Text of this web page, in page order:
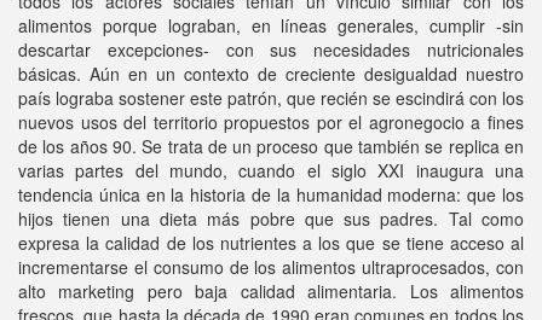
alimentos porque lograban, en líneas generales, cumplir -sin
descartar excepciones- con sus necesidades nutricionales
básicas. Aún en un contexto de creciente desigualdad nuestro
país lograba sostener este patrón, que recién se escindirá con los
nuevos usos del territorio propuestos por el agronegocio a fines
de los años 90. Se trata de un proceso que también se replica en
varias partes del mundo, cuando el siglo XXI inaugura una
tendencia única en la historia de la humanidad moderna: que los
hijos tienen una dieta más pobre que sus padres. Tal como
expresa la calidad de los nutrientes a los que se tiene acceso al
incrementarse el consumo de los alimentos ultraprocesados, con
alto marketing pero baja calidad alimentaria. Los alimentos